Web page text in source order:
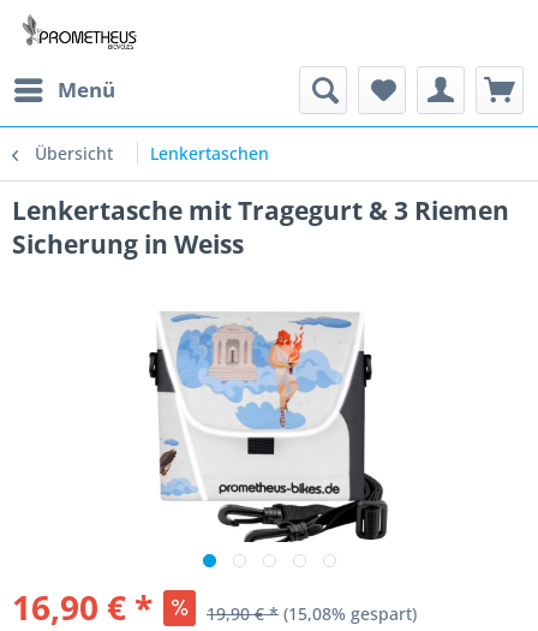
Menü
Übersicht Lenkertaschen
Lenkertasche mit Tragegurt & 3 Riemen
Sicherung in Weiss
16,90 € * 19,90 € * (15,08% gespart)